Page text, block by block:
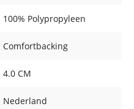
100% Polypropyleen
Comfortbacking
4.0 CM
Nederland